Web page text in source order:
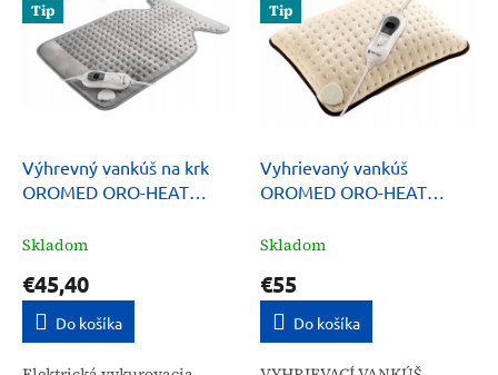
o
o
p
d
Tip
Výhrevný vankúš na krk
OROMED ORO-HEAT
Skladom
€45,40
Do košíka
Tip
Vyhrievaný vankúš
OROMED ORO-HEAT
Skladom
€55
Do košíka